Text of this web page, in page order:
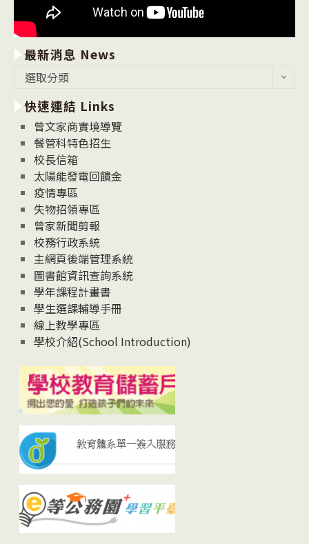
最新消息 News
消
息
News
選取分類
快速連結 Links
曾文家商實境導覽
餐管科特色招生
校長信箱
太陽能發電回饋金
疫情專區
失物招領專區
曾家新聞剪報
校務行政系統
主網頁後端管理系統
圖書館資訊查詢系統
學年課程計畫書
學生選課輔導手冊
線上教學專區
學校介紹(School Introduction)